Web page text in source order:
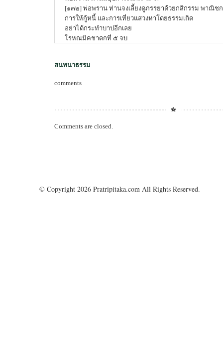
[๑๓๒] พ่อพราน ท่านจงเลี้ยงดูภรรยาด้วยกสิกรรม พาณิช
การให้กู้หนี้ และการเที่ยวแสวงหาโดยธรรมเถิด
อย่าได้กระทำบาปอีกเลย
โรหณมิคชาดกที่ ๕ จบ
สนทนาธรรม
comments
Comments are closed.
© Copyright 2026 Pratripitaka.com All Rights Reserved.